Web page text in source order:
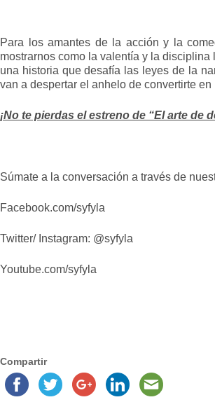
Para los amantes de la acción y la
mostrarnos como la valentía y la
una historia que desafía las leyes de la
van a despertar el anhelo de convertirte
¡No te pierdas el estreno de “El arte de
Súmate a la conversación a través de
Facebook.com/syfyla
Twitter/ Instagram: @syfyla
Youtube.com/syfyla
Compartir